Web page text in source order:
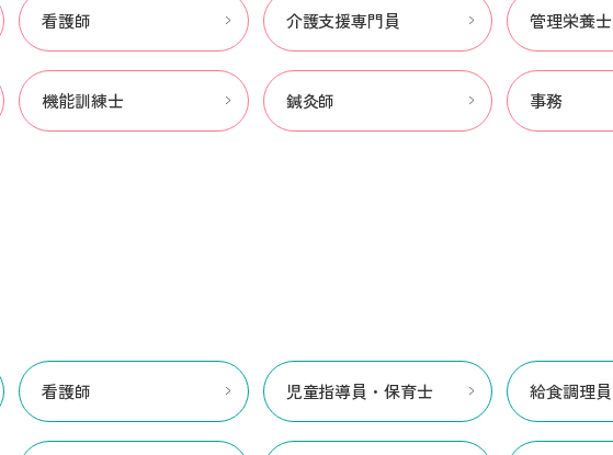
看護師 介護支援専門員 管理栄養士
機能訓練士 鍼灸師 事務
看護師 児童指導員・保育士 給食調理員